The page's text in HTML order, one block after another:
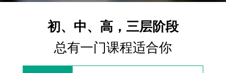
初、中、高，三层阶段
总有一门课程适合你